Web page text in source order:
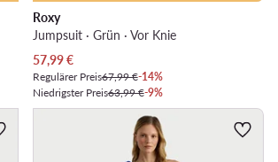
Roxy
Jumpsuit · Grün · Vor Knie
Aktueller Preis
57,99€
Regulärer Preis67,99 €-14%
Niedrigster Preis63,99 €-9%